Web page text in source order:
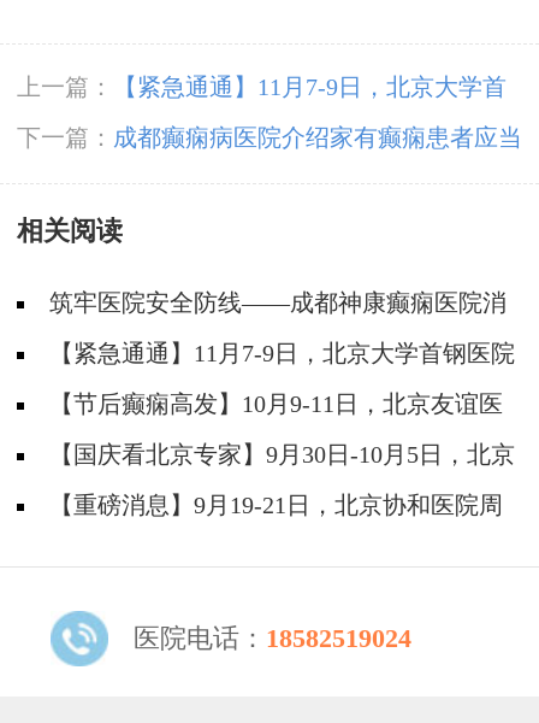
上一篇：
【紧急通通】11月7-9日，北京大学首
钢医院神经内科胡颖教授亲临成都会诊，破解癫
痫疑难
下一篇： 成都癫痫病医院介绍家有癫痫患者应当
做好这些事情！
相关阅读
筑牢医院安全防线——成都神康癫痫医院消
防安全培训纪实
【紧急通通】11月7-9日，北京大学首钢医院
神经内科胡颖教授亲临成都会诊，破解癫痫疑难
【节后癫痫高发】10月9-11日，北京友谊医
院陈葵博士免费会诊+治疗援助，破解癫痫难
题！
【国庆看北京专家】9月30日-10月5日，北京
天坛&首钢医院两大专家蓉城亲诊+癫痫大额救
【重磅消息】9月19-21日，北京协和医院周
医院电话： 18582519024